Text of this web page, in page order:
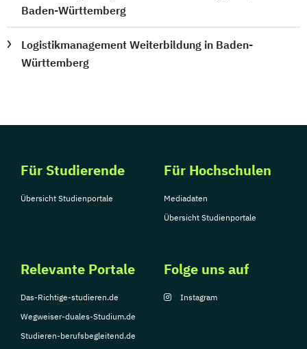
Baden-Württemberg
Logistikmanagement Weiterbildung in Baden-
Württemberg
Für Studierende
Übersicht Studienportale
Für Hochschulen
Mediadaten
Übersicht Studienportale
Relevante Portale
Das-Richtige-studieren.de
Wegweiser-duales-Studium.de
Studieren-berufsbegleitend.de
Folge uns auf
Instagram